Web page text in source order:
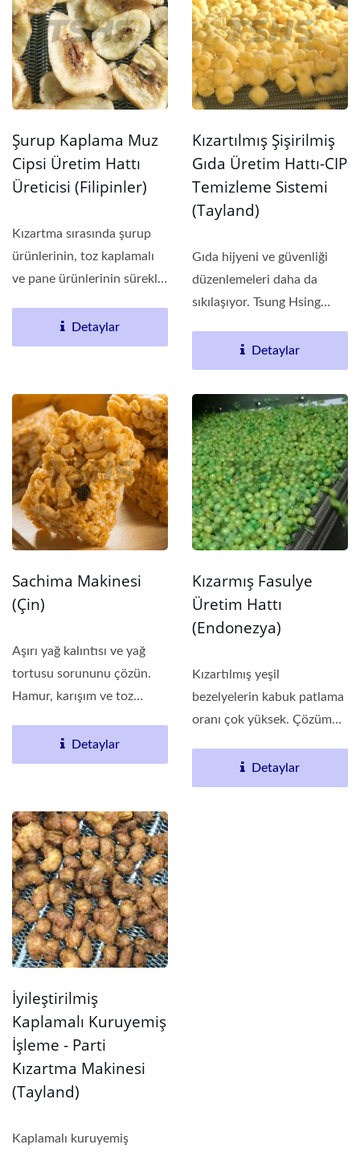
Şurup Kaplama Muz
Cipsi Üretim Hattı
Üreticisi (Filipinler)
Kızartma sırasında şurup
ürünlerinin, toz kaplamalı
ve pane ürünlerinin sürekli
Detaylar
Kızartılmış Şişirilmiş
Gıda Üretim Hattı-CIP
Temizleme Sistemi
(Tayland)
Gıda hijyeni ve güvenliği
düzenlemeleri daha da
sıkılaşıyor. Tsung Hsing
Detaylar
Sachima Makinesi
(Çin)
Aşırı yağ kalıntısı ve yağ
tortusu sorununu çözün.
Hamur, karışım ve toz
Detaylar
Kızarmış Fasulye
Üretim Hattı
(Endonezya)
Kızartılmış yeşil
bezelyelerin kabuk patlama
oranı çok yüksek. Çözüm
Detaylar
İyileştirilmiş
Kaplamalı Kuruyemiş
İşleme - Parti
Kızartma Makinesi
(Tayland)
Kaplamalı kuruyemiş